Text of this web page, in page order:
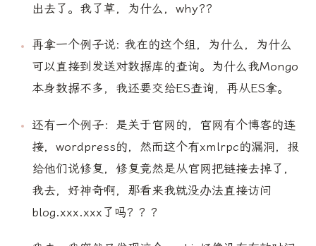
出去了。我了草，为什么，why??
再拿一个例子说: 我在的这个组，为什么，为什么
可以直接到发送对数据库的查询。为什么我Mongo
本身数据不多，我还要交给ES查询，再从ES拿。
还有一个例子：是关于官网的，官网有个博客的连
接，wordpress的，然而这个有xmlrpc的漏洞，报
给他们说修复，修复竟然是从官网把链接去掉了，
我去，好神奇啊，那看来我就没办法直接访问
blog.xxx.xxx了吗？？？